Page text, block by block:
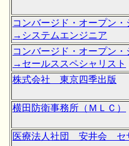
コンバージド・オープン
→システムエンジニア
コンバージド・オープン
→セールススペシャリスト
株式会社 東京四季出版
横田防衛事務所（ＭＬＣ）
医療法人社団 安井会 セ